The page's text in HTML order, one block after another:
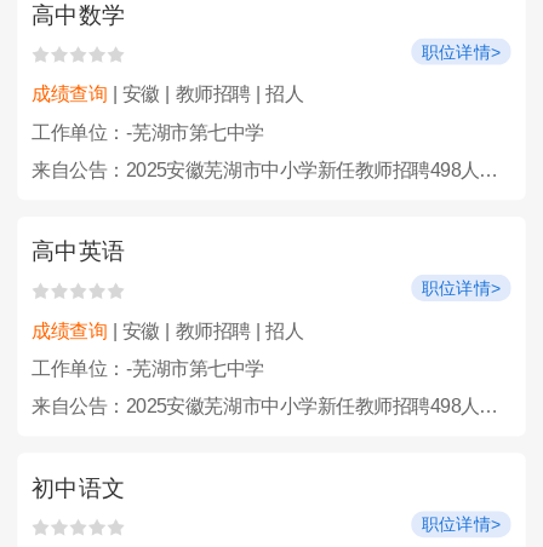
高中数学
职位详情>
成绩查询 | 安徽 | 教师招聘 | 招人
工作单位：-芜湖市第七中学
来自公告：2025安徽芜湖市中小学新任教师招聘498人公告
高中英语
职位详情>
成绩查询 | 安徽 | 教师招聘 | 招人
工作单位：-芜湖市第七中学
来自公告：2025安徽芜湖市中小学新任教师招聘498人公告
初中语文
职位详情>